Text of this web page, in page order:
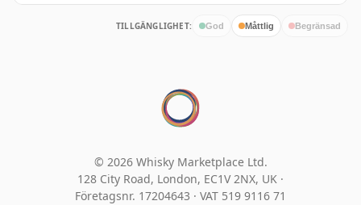
TILLGÄNGLIGHET: God Måttlig Begränsad
© 2026 Whisky Marketplace Ltd.
128 City Road, London, EC1V 2NX, UK ·
Företagsnr. 17204643 · VAT 519 9116 71